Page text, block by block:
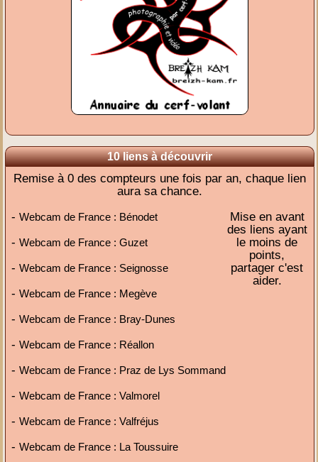
10 liens à découvrir
Remise à 0 des compteurs une fois par an, chaque lien
aura sa chance.
-Webcam de France : Bénodet
-Webcam de France : Guzet
-Webcam de France : Seignosse
-Webcam de France : Megève
-Webcam de France : Bray-Dunes
-Webcam de France : Réallon
-Webcam de France : Praz de Lys Sommand
-Webcam de France : Valmorel
-Webcam de France : Valfréjus
-Webcam de France : La Toussuire
Mise en avant
des liens ayant
le moins de
points,
partager c'est
aider.